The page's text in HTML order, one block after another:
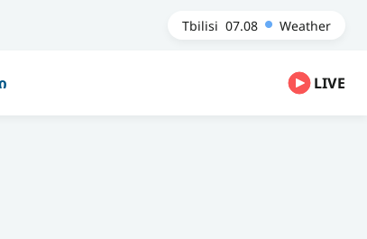
Tbilisi 07.08 Weather
LIVE